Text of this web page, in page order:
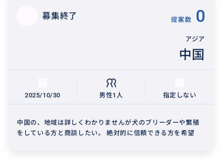
募集終了 提案数 0
アジア
中国
2025/10/30 男性1人 指定しない
中国の、地域は詳しくわかりませんが犬のブリーダーや繁殖
をしている方と商談したい。 絶対的に信頼できる方を希望